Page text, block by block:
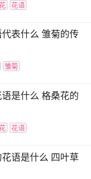
花语
表什么 雏菊的传
雏菊
是什么 格桑花的
花语
花语是什么 四叶草